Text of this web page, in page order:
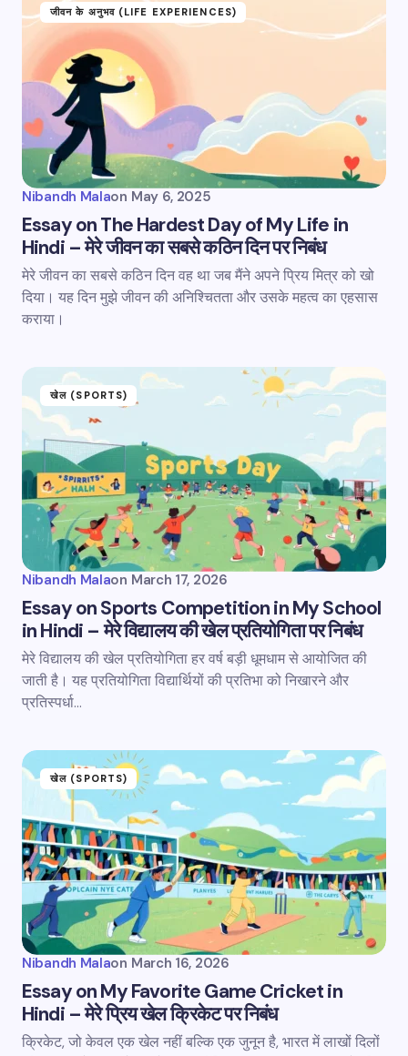
जीवन के अनुभव (LIFE EXPERIENCES)
Nibandh Malaon May 6, 2025
Essay on The Hardest Day of My Life in
Hindi – मेरे जीवन का सबसे कठिन दिन पर निबंध
मेरे जीवन का सबसे कठिन दिन वह था जब मैंने अपने प्रिय मित्र को खो
दिया। यह दिन मुझे जीवन की अनिश्चितता और उसके महत्व का एहसास
कराया।
खेल (SPORTS)
Nibandh Malaon March 17, 2026
Essay on Sports Competition in My School
in Hindi – मेरे विद्यालय की खेल प्रतियोगिता पर निबंध
मेरे विद्यालय की खेल प्रतियोगिता हर वर्ष बड़ी धूमधाम से आयोजित की
जाती है। यह प्रतियोगिता विद्यार्थियों की प्रतिभा को निखारने और
प्रतिस्पर्धा…
खेल (SPORTS)
Nibandh Malaon March 16, 2026
Essay on My Favorite Game Cricket in
Hindi – मेरे प्रिय खेल क्रिकेट पर निबंध
क्रिकेट, जो केवल एक खेल नहीं बल्कि एक जुनून है, भारत में लाखों दिलों